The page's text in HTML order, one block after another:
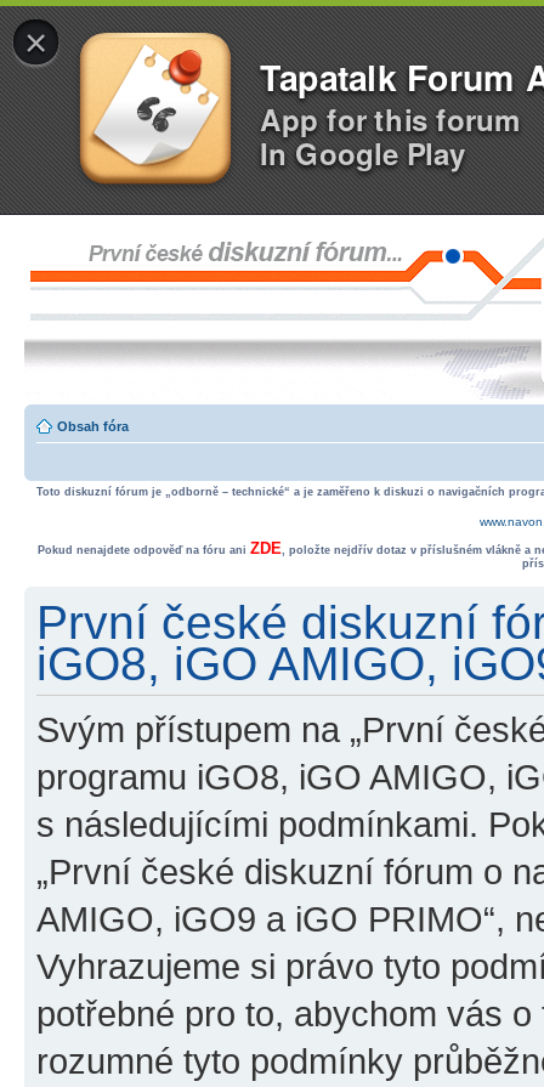
×
Tapatalk Forum
App for this forum
In Google Play
Obsah fóra
Toto diskuzní fórum je „odborně – technické“ a je zaměřeno k diskuzi o navigačních
Pokud nenajdete odpověď na fóru ani ZDE, položte nejdřív dotaz v příslušném vlákně a
První české diskuzní
iGO8, iGO AMIGO,
Svým přístupem na „První
programu iGO8, iGO AMIGO,
s následujícími podmínkami.
„První české diskuzní fórum o
AMIGO, iGO9 a iGO PRIMO“,
Vyhrazujeme si právo tyto
potřebné pro to, abychom vás
rozumné tyto podmínky